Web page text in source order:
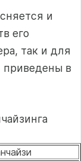
и
его
так и для
приведены в